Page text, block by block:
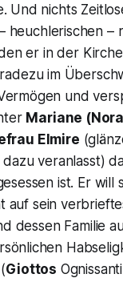
Und nichts
heuchlerischen –
er in der
im
und
Mariane
Elmire
dazu veranlasst)
ist. Er will
auf sein
dessen Familie
Giottos